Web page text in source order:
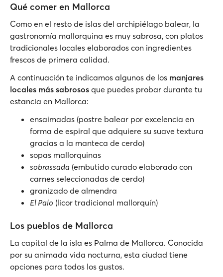
Qué comer en Mallorca
Como en el resto de islas del archipiélago balear, la
gastronomía mallorquina es muy sabrosa, con platos
tradicionales locales elaborados con ingredientes
frescos de primera calidad.
A continuación te indicamos algunos de los manjares
locales más sabrosos que puedes probar durante tu
estancia en Mallorca:
ensaimadas (postre balear por excelencia en
forma de espiral que adquiere su suave textura
gracias a la manteca de cerdo)
sopas mallorquinas
sobrassada (embutido curado elaborado con
carnes seleccionadas de cerdo)
granizado de almendra
El Palo (licor tradicional mallorquín)
Los pueblos de Mallorca
La capital de la isla es Palma de Mallorca. Conocida
por su animada vida nocturna, esta ciudad tiene
opciones para todos los gustos.